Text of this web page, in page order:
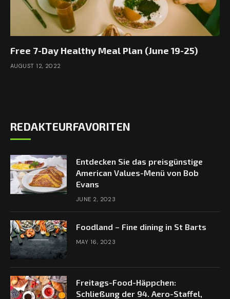
Free 7-Day Healthy Meal Plan (June 19-25)
AUGUST 12, 2022
REDAKTEURFAVORITEN
Entdecken Sie das preisgünstige
American Values-Menü von Bob
Evans
JUNE 2, 2023
Foodland – Fine dining in St Barts
MAY 16, 2023
Freitags-Food-Häppchen:
Schließung der 94. Aero-Staffel,